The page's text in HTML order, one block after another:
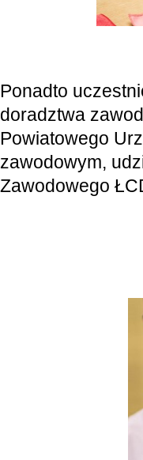
Ponadto
doradztwa
Powiatowego
zawodowym,
Zawodowego